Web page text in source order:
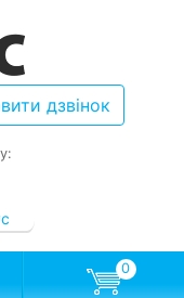
дзвінок
0